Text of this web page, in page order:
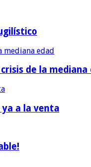
de la mediana
a la venta